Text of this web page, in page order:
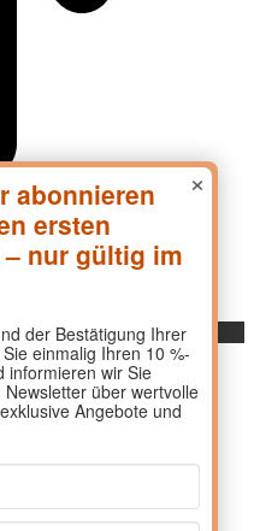
Dann kontaktieren Sie
×